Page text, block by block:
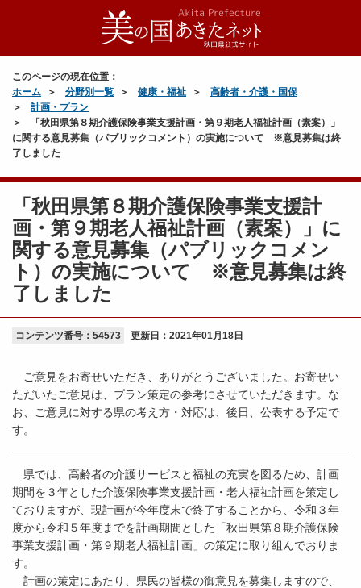
このページの現在位置：
ホーム
分野別一覧 健康・福祉
高齢者・介護・国保
計画・プラン
「秋田県第８期介護保険事業支援計画・第９期老人福祉計画（素案）」
に関する意見募集（パブリックコメント）の実施について ※意見募集は終
了しました
「秋田県第８期介護保険事業支援計
画・第９期老人福祉計画（素案）」に
関する意見募集（パブリックコメン
ト）の実施について ※意見募集は終
了しました
コンテンツ番号：54573 更新日： 2021年01月18日
ご意見をお寄せいただき、ありがとうございました。お寄せい
ただいたご意見は、プラン策定の参考にさせていただきます。な
お、ご意見に対する県の考え方・対応は、後日、公表する予定で
す。
県では、高齢者の介護サービスと福祉の充実を図るため、計画
期間を３年とした介護保険事業支援計画・老人福祉計画を策定し
ておりますが、現計画が今年度末で終了することから、令和３年
度から令和５年度までを計画期間とした「秋田県第８期介護保険
事業支援計画・第９期老人福祉計画」の策定に取り組んでおりま
す。
計画の策定にあたり、県民の皆様の御意見を募集しますので、